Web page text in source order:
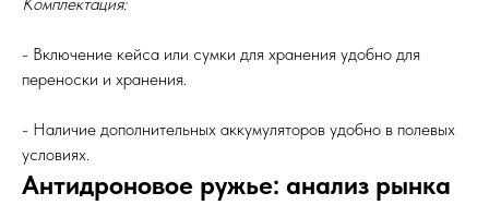
- Включение кейса или сумки для хранения удобно для
переноски и хранения.
- Наличие дополнительных аккумуляторов удобно в полевых
условиях.
Антидроновое ружье: анализ рынка